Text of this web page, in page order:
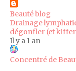
Beauté blog
Drainage
dégonfler (et
Il y a 1 an
Concentré de